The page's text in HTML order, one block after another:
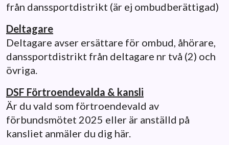
från danssportdistrikt (är ej ombudberättigad)
Deltagare
Deltagare avser ersättare för ombud, åhörare,
danssportdistrikt från deltagare nr två (2) och
övriga.
DSF Förtroendevalda & kansli
Är du vald som förtroendevald av
förbundsmötet 2025 eller är anställd på
kansliet anmäler du dig här.